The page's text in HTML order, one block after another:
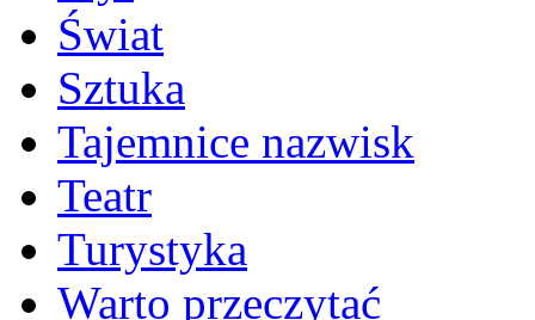
Świat
Sztuka
Tajemnice nazwisk
Teatr
Turystyka
Warto przeczytać